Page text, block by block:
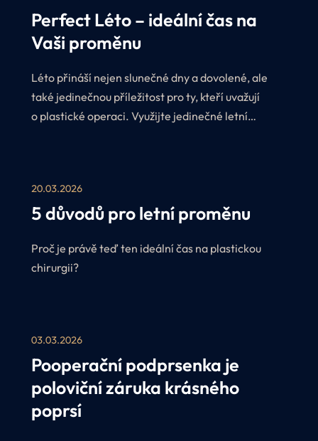
Perfect Léto – ideální čas na
Vaši proměnu
Léto přináší nejen slunečné dny a dovolené, ale
také jedinečnou příležitost pro ty, kteří uvažují
o plastické operaci. Využijte jedinečné letní
zvýhodněné ceny na vybrané zákroky.
20.03.2026
5 důvodů pro letní proměnu
Proč je právě teď ten ideální čas na plastickou
chirurgii?
03.03.2026
Pooperační podprsenka je
poloviční záruka krásného
poprsí